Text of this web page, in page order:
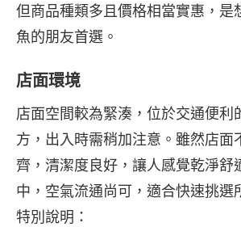
但商品種類多且價格相當實惠，是
魚的朋友首選。
店面環境
店面空間較為緊湊，位於交通便利
方，出入時需稍加注意。雖然店面
齊，清潔度良好，讓人感覺乾淨舒
中，空氣流通尚可，適合快速挑選
特別說明：